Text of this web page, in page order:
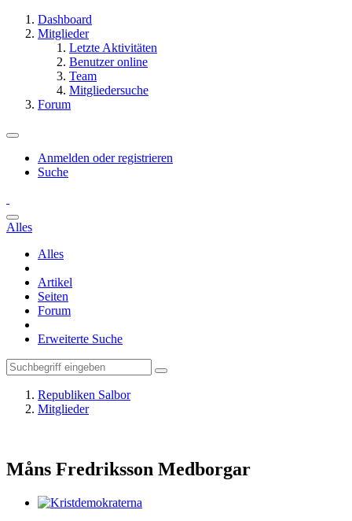
Dashboard
Mitglieder
Letzte Aktivitäten
Benutzer online
Team
Mitgliedersuche
Forum
Anmelden oder registrieren
Suche
Alles
Alles
Artikel
Seiten
Forum
Erweiterte Suche
Republiken Salbor
Mitglieder
Måns Fredriksson Medborgar